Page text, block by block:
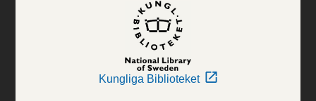
Kungliga Biblioteket